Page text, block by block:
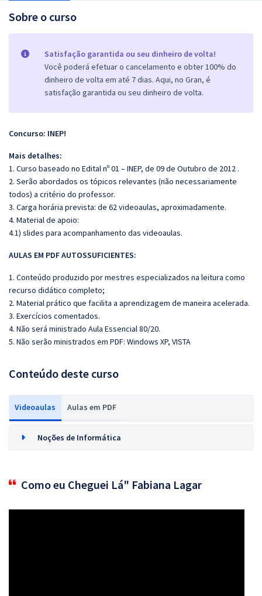
Sobre o curso
Satisfação garantida ou seu dinheiro de volta!
Você poderá efetuar o cancelamento e obter 100% do
dinheiro de volta em até 7 dias. Aqui, no Gran, é
satisfação garantida ou seu dinheiro de volta.
Concurso: INEP!
Mais detalhes:
1. Curso baseado no Edital nº 01 – INEP, de 09 de Outubro de 2012 .
2. Serão abordados os tópicos relevantes (não necessariamente
todos) a critério do professor.
3. Carga horária prevista: de 62 videoaulas, aproximadamente.
4. Material de apoio:
4.1) slides para acompanhamento das videoaulas.
AULAS EM PDF AUTOSSUFICIENTES:
1. Conteúdo produzido por mestres especializados na leitura como
recurso didático completo;
2. Material prático que facilita a aprendizagem de maneira acelerada.
3. Exercícios comentados.
4. Não será ministrado Aula Essencial 80/20.
5. Não serão ministrados em PDF: Windows XP, VISTA
Conteúdo deste curso
Videoaulas Aulas em PDF
Noções de Informática
Como eu Cheguei Lá" Fabiana Lagar